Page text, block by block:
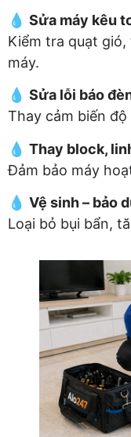
💧 Sửa máy kêu
Kiểm tra quạt
máy.
💧 Sửa lỗi báo
Thay cảm biến
💧 Thay block,
Đảm bảo máy
💧 Vệ sinh – bảo
Loại bỏ bụi bẩn,